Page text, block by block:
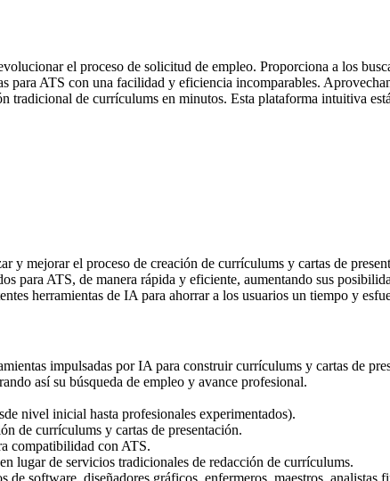
el proceso de solicitud de empleo. Proporciona a los
para ATS con una facilidad y eficiencia incomparables.
de currículums en minutos. Esta plataforma intuitiva
y mejorar el proceso de creación de currículums y cartas de
para ATS, de manera rápida y eficiente, aumentando sus
herramientas de IA para ahorrar a los usuarios un tiempo y
impulsadas por IA para construir currículums y cartas de
así su búsqueda de empleo y avance profesional.
nivel inicial hasta profesionales experimentados).
de currículums y cartas de presentación.
compatibilidad con ATS.
lugar de servicios tradicionales de redacción de currículums.
software, diseñadores gráficos, enfermeros, maestros, analistas